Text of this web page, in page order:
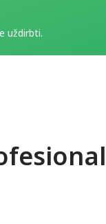
uždirbti.